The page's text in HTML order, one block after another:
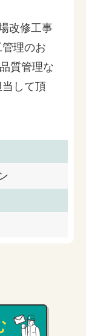
改修工事
理のお
質管理な
して頂